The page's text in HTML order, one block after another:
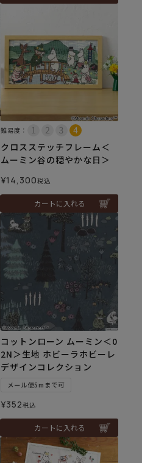
難易度：
クロスステッチフレーム＜
ムーミン谷の穏やかな日＞
¥14,300税込
カートに入れる
コットンローン ムーミン＜0
2N＞生地 ホビーラホビーレ
デザインコレクション
メール便5mまで可
¥352税込
カートに入れる